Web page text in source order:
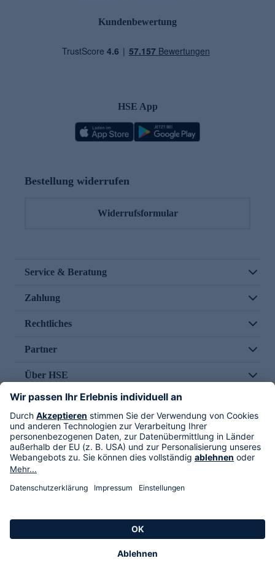
Kundenbewertung
HSE App
Bestellung widerrufen
Widerrufsformular
Service & Beratung
Zahlung
Rechtliches
Partner
Über HSE
Im TV
HSE International